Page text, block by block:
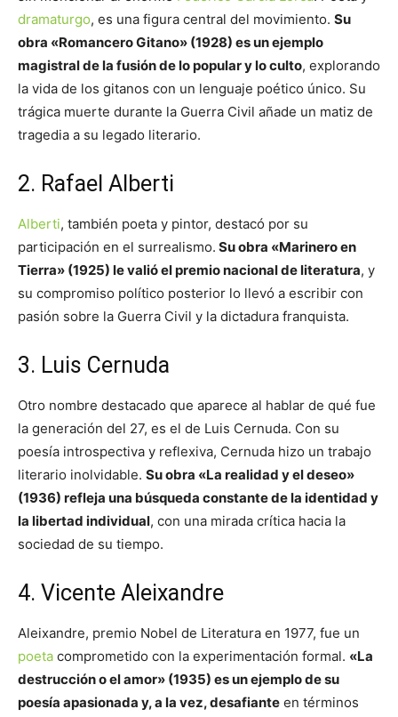
dramaturgo, es una figura central del movimiento. Su
obra «Romancero Gitano» (1928) es un ejemplo
magistral de la fusión de lo popular y lo culto, explorando
la vida de los gitanos con un lenguaje poético único. Su
trágica muerte durante la Guerra Civil añade un matiz de
tragedia a su legado literario.
2. Rafael Alberti
Alberti, también poeta y pintor, destacó por su
participación en el surrealismo. Su obra «Marinero en
Tierra» (1925) le valió el premio nacional de literatura, y
su compromiso político posterior lo llevó a escribir con
pasión sobre la Guerra Civil y la dictadura franquista.
3. Luis Cernuda
Otro nombre destacado que aparece al hablar de qué fue
la generación del 27, es el de Luis Cernuda. Con su
poesía introspectiva y reflexiva, Cernuda hizo un trabajo
literario inolvidable. Su obra «La realidad y el deseo»
(1936) refleja una búsqueda constante de la identidad y
la libertad individual, con una mirada crítica hacia la
sociedad de su tiempo.
4. Vicente Aleixandre
Aleixandre, premio Nobel de Literatura en 1977, fue un
poeta comprometido con la experimentación formal. «La
destrucción o el amor» (1935) es un ejemplo de su
poesía apasionada y, a la vez, desafiante en términos